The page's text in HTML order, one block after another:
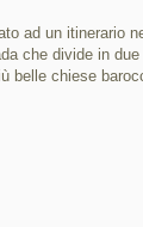
ad un itinerario
che divide in
belle chiese